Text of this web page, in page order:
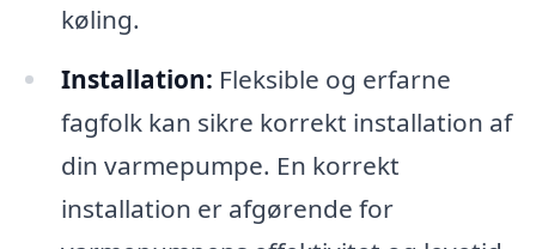
køling.
Installation: Fleksible og erfarne
fagfolk kan sikre korrekt installation af
din varmepumpe. En korrekt
installation er afgørende for